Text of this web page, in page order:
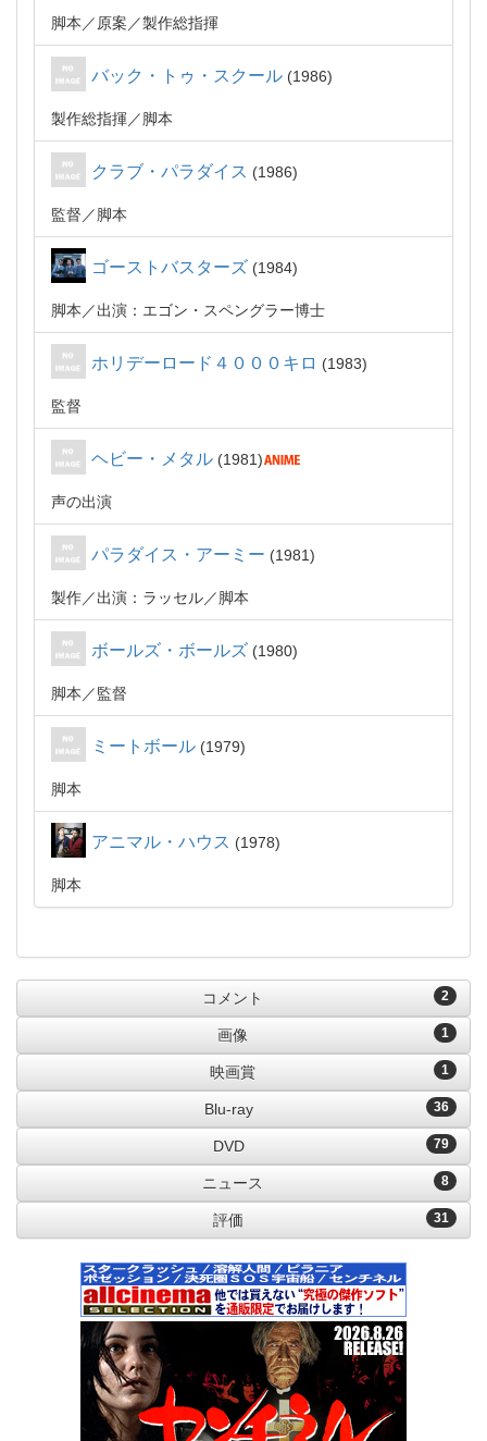
脚本 原案 製作総指揮
バック・トゥ・スクール 1986
製作総指揮 脚本
クラブ・パラダイス 1986
監督 脚本
ゴーストバスターズ 1984
脚本 出演：エゴン・スペングラー博士
ホリデーロード４０００キロ 1983
監督
ヘビー・メタル 1981
声の出演
パラダイス・アーミー 1981
製作 出演：ラッセル 脚本
ボールズ・ボールズ 1980
脚本 監督
ミートボール 1979
脚本
アニマル・ハウス 1978
脚本
2
コメント
1
画像
1
映画賞
36
Blu-ray
79
DVD
8
ニュース
31
評価